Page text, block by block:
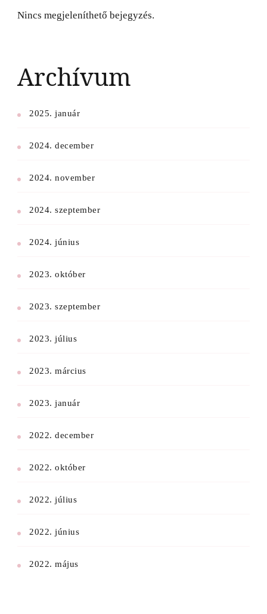
Nincs megjeleníthető bejegyzés.
Archívum
2025. január
2024. december
2024. november
2024. szeptember
2024. június
2023. október
2023. szeptember
2023. július
2023. március
2023. január
2022. december
2022. október
2022. július
2022. június
2022. május